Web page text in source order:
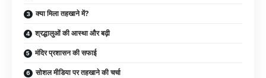
क्या मिला तहखाने में?
श्रद्धालुओं की आस्था और बढ़ी
मंदिर प्रशासन की सफाई
सोशल मीडिया पर तहखाने की चर्चा